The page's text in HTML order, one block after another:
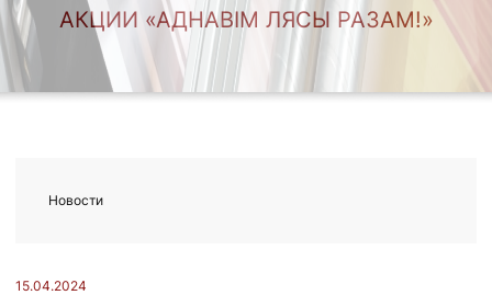
АКЦИИ «АДНАВІМ ЛЯСЫ РАЗАМ!»
15.04.2024
Новости